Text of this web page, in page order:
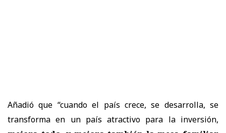
Añadió que “cuando el país crece, se desarrolla, se
transforma en un país atractivo para la inversión,